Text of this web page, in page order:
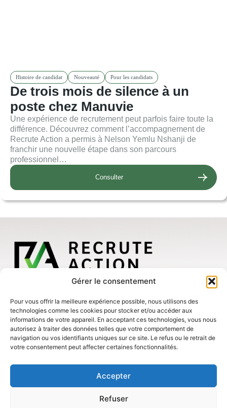
Gérer le consentement
Pour vous offrir la meilleure expérience possible, nous utilisons des
technologies comme les cookies pour stocker et/ou accéder aux
informations de votre appareil. En acceptant ces technologies, vous nous
autorisez à traiter des données telles que votre comportement de
navigation ou vos identifiants uniques sur ce site. Le refus ou le retrait de
votre consentement peut affecter certaines fonctionnalités.
Accepter
Refuser
Histoire de candidat Nouveauté Pour les candidats
De trois mois de silence à un
poste chez Manuvie
Une expérience de recrutement peut parfois faire toute la
différence. Découvrez comment l’accompagnement de
Recrute Action a permis à Nelson Yemlu Nshanji de
franchir une nouvelle étape dans son parcours
professionnel…
Consulter
Montréal (Québec) H3B 2E3
États-Unis
8 The Green, Suite A
Dover (Delaware) 19901
À propos
Politique de confidentialité
Plan accessibilité
Nous suivre